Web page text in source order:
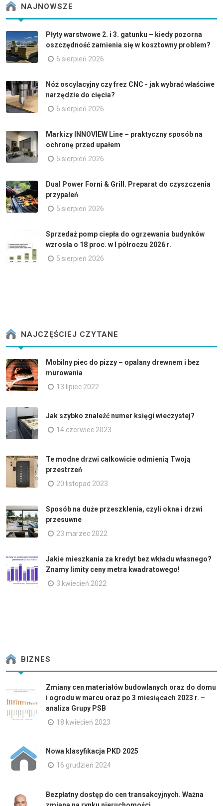
NAJNOWSZE
Płyty warstwowe 2. i 3. gatunku – kiedy pozorna
oszczędność zamienia się w kosztowny problem?
6 sierpień 2026
Nóż oscylacyjny czy frez CNC - jak wybrać właściwe
narzędzie do cięcia?
6 sierpień 2026
Markizy INNOVIEW Line – praktyczny sposób na
ochronę przed upałem
5 sierpień 2026
Dual Power Forni & Grill. Preparat do czyszczenia
przypaleń
5 sierpień 2026
Sprzedaż pomp ciepła do ogrzewania budynków
wzrosła o 18 proc. w I półroczu 2026 r.
5 sierpień 2026
NAJCZĘŚCIEJ CZYTANE
Mobilny piec do pizzy – opalany drewnem i bez
murowania
13 lipiec 2022
Jak szybko znaleźć numer księgi wieczystej?
14 czerwiec 2023
Te modne drzwi całkowicie odmienią Twoją
przestrzeń
20 listopad 2023
Sposób na duże przeszklenia, czyli okna i drzwi
przesuwne
23 marzec 2022
Jakie mieszkania za kredyt bez wkładu własnego?
Znamy limity ceny metra kwadratowego!
3 kwiecień 2022
BIZNES
Zmiany cen materiałów budowlanych oraz do domu
i ogrodu w marcu oraz po 3 miesiącach 2023 r. –
analiza Grupy PSB
18 kwiecień 2023
Nowa klasyfikacja PKD 2025
16 grudzień 2024
Bezpłatny dostęp do cen transakcyjnych. Ważna